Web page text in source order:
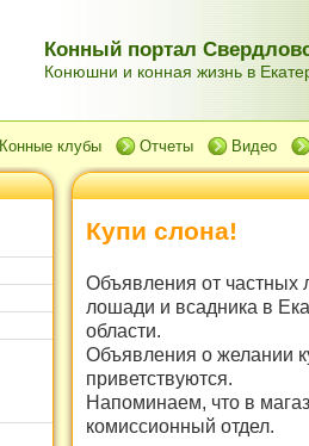
Конный портал
Конюшни и конная жизнь в
Конные клубы Отчеты Видео
Купи слона!
Объявления от частных
лошади и всадника в
области.
Объявления о желании
приветствуются.
Напоминаем, что в
комиссионный отдел.